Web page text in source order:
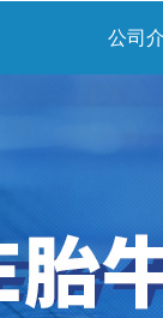
公司